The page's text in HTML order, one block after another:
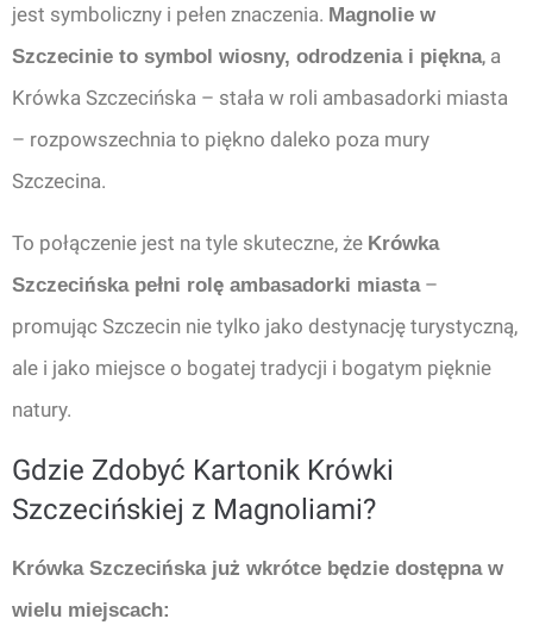
jest symboliczny i pełen znaczenia. Magnolie w
Szczecinie to symbol wiosny, odrodzenia i piękna, a
Krówka Szczecińska – stała w roli ambasadorki miasta
– rozpowszechnia to piękno daleko poza mury
Szczecina.
To połączenie jest na tyle skuteczne, że Krówka
Szczecińska pełni rolę ambasadorki miasta–
promując Szczecin nie tylko jako destynację turystyczną,
ale i jako miejsce o bogatej tradycji i bogatym pięknie
natury.
Gdzie Zdobyć Kartonik Krówki
Szczecińskiej z Magnoliami?
Krówka Szczecińska już wkrótce będzie dostępna w
wielu miejscach: